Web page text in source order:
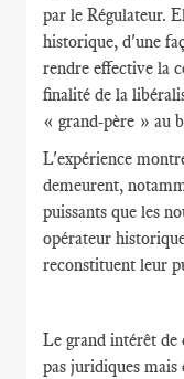
par le Régulateur.
historique, d'une
rendre effective la
finalité de la
« grand-père » au
L'expérience
demeurent,
puissants que les
opérateur
reconstituent leur
Le grand intérêt de
pas juridiques